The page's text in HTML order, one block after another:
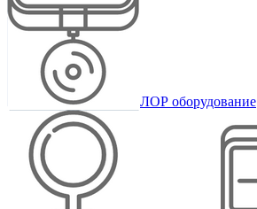
ЛОР оборудование